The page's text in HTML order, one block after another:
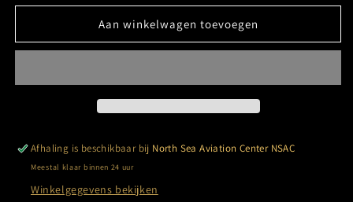
voor
de
The
ml)
voor
EviDenS
de
The
ml)
Aan winkelwagen toevoegen
Afhaling is beschikbaar bij North Sea Aviation Center NSAC
Meestal klaar binnen 24 uur
Winkelgegevens bekijken